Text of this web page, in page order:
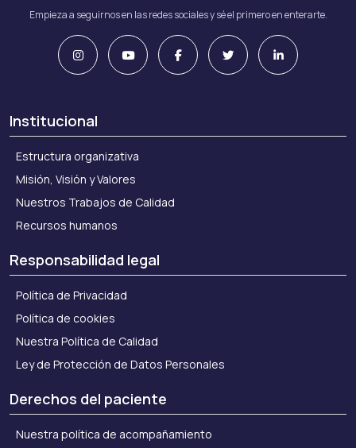
Empieza a seguirnos en las redes sociales y sé el primero en enterarte.
Institucional
Estructura organizativa
Misión, Visión y Valores
Nuestros Trabajos de Calidad
Recursos humanos
Responsabilidad legal
Política de Privacidad
Política de cookies
Nuestra Política de Calidad
Ley de Protección de Datos Personales
Derechos del paciente
Nuestra política de acompañamiento